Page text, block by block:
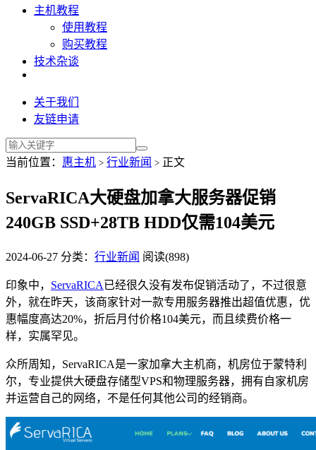
主机教程
使用教程
购买教程
技术杂谈
关于我们
友链申请
当前位置： 惠主机 > 行业新闻 > 正文
ServaRICA大硬盘加拿大服务器促销
240GB SSD+28TB HDD仅需104美元
2024-06-27 分类： 行业新闻 阅读(898)
印象中， ServaRICA已经很久没有发布促销活动了，不过很意
外，就在昨天，该商家针对一款专用服务器推出超值优惠，优
惠幅度高达20%，折后月付价格104美元，而且续费价格一
样，实属罕见。
众所周知，ServaRICA是一家加拿大主机商，机房位于蒙特利
尔，专业提供大硬盘存储型VPS和物理服务器，拥有自家机房
并运营自己的网络，不是任何其他公司的经销商。